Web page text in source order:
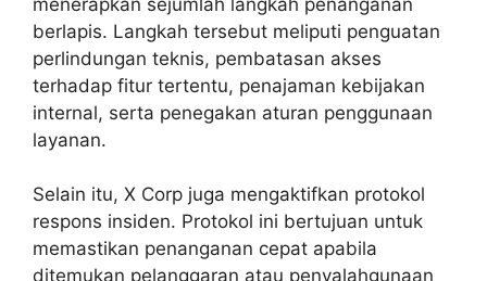
berlapis. Langkah tersebut meliputi penguatan
perlindungan teknis, pembatasan akses
terhadap fitur tertentu, penajaman kebijakan
internal, serta penegakan aturan penggunaan
layanan.
Selain itu, X Corp juga mengaktifkan protokol
respons insiden. Protokol ini bertujuan untuk
memastikan penanganan cepat apabila
ditemukan pelanggaran atau penyalahgunaan